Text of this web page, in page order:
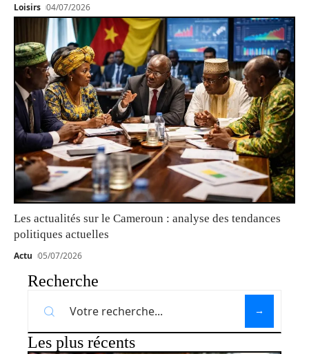
Loisirs 04/07/2026
Les actualités sur le Cameroun : analyse des tendances
politiques actuelles
Actu 05/07/2026
Recherche
Les plus récents